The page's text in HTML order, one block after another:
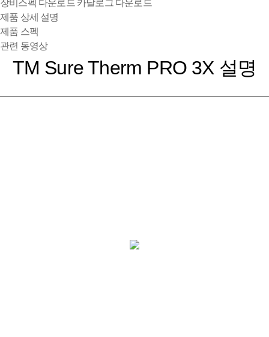
장비스펙 다운로드 카달로그 다운로드
제품 상세 설명
제품 스펙
관련 동영상
TM Sure Therm PRO 3X 설명